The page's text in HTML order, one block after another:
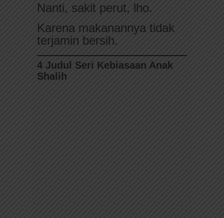
Nanti, sakit perut, lho.
Karena makanannya tidak
terjamin bersih.
4 Judul Seri Kebiasaan Anak
Shalih